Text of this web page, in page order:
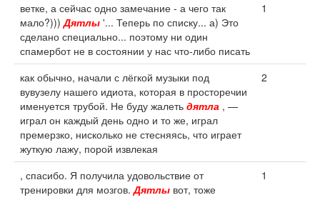
ветке, а сейчас одно замечание - а чего так
мало?)))Дятлы '... Теперь по списку... а) Это
сделано специально... поэтому ни один
спамербот не в состоянии у нас что-либо писать
1
как обычно, начали с лёгкой музыки под
вувузелу нашего идиота, которая в просторечии
именуется трубой. Не буду жалеть дятла , —
играл он каждый день одно и то же, играл
премерзко, нисколько не стесняясь, что играет
жуткую лажу, порой извлекая
2
, спасибо. Я получила удовольствие от
тренировки для мозгов.Дятлы вот, тоже
1